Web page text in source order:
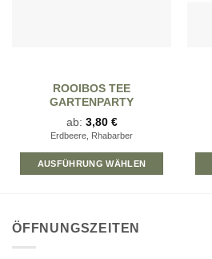
ROOIBOS TEE
GARTENPARTY
ab: 3,80 €
Erdbeere, Rhabarber
AUSFÜHRUNG WÄHLEN
mehrere
ÖFFNUNGSZEITEN